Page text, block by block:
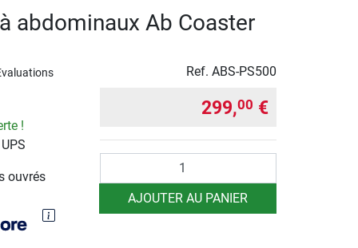
abdominaux Ab Coaster
Ref. ABS-PS500
!
ouvrés
299,00 €
AJOUTER AU PANIER